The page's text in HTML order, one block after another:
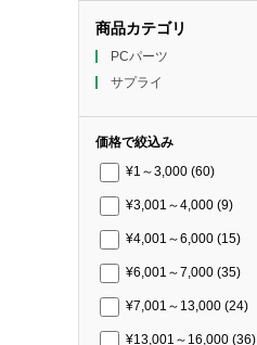
商品カテゴリ
PCパーツ
サプライ
価格で絞込み
¥1～3,000 (60)
¥3,001～4,000 (9)
¥4,001～6,000 (15)
¥6,001～7,000 (35)
¥7,001～13,000 (24)
¥13,001～16,000 (36)